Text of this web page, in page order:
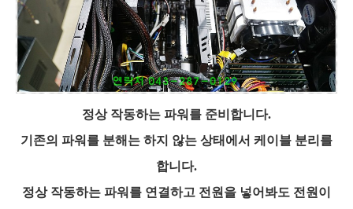
정상 작동하는 파워를 준비합니다.
기존의 파워를 분해는 하지 않는 상태에서 케이블 분리를
합니다.
정상 작동하는 파워를 연결하고 전원을 넣어봐도 전원이